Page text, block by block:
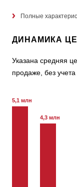
Полные
ДИНАМИКА
Указана средняя
продаже, без
5,1 млн
4,3 млн